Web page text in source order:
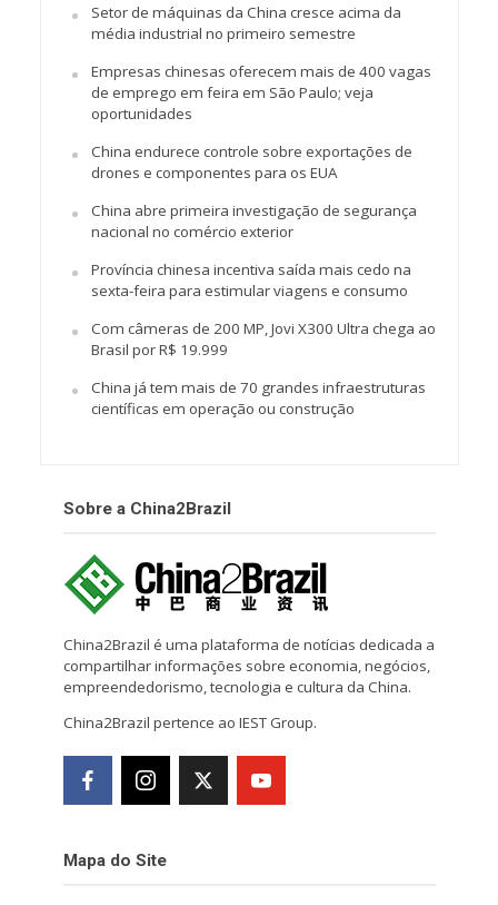
Setor de máquinas da China cresce acima da
média industrial no primeiro semestre
Empresas chinesas oferecem mais de 400 vagas
de emprego em feira em São Paulo; veja
oportunidades
China endurece controle sobre exportações de
drones e componentes para os EUA
China abre primeira investigação de segurança
nacional no comércio exterior
Província chinesa incentiva saída mais cedo na
sexta-feira para estimular viagens e consumo
Com câmeras de 200 MP, Jovi X300 Ultra chega ao
Brasil por R$ 19.999
China já tem mais de 70 grandes infraestruturas
científicas em operação ou construção
Sobre a China2Brazil
China2Brazil é uma plataforma de notícias dedicada a
compartilhar informações sobre economia, negócios,
empreendedorismo, tecnologia e cultura da China.
China2Brazil pertence ao IEST Group.
Mapa do Site